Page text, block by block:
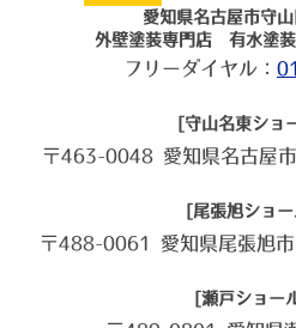
愛知県名古屋市守
外壁塗装専門店 有水塗
フリーダイヤル：
[守山名東ショ
〒463-0048 愛知県名古屋
[尾張旭ショー
〒488-0061 愛知県尾張旭
[瀬戸ショー